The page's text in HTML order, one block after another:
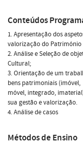
Conteúdos
1. Apresentação dos
valorização do
2. Análise e Seleção de
Cultural;
3. Orientação de um
bens patrimoniais (imóvel,
móvel, integrado,
sua gestão e valorização.
4. Análise de casos
Métodos de Ensino